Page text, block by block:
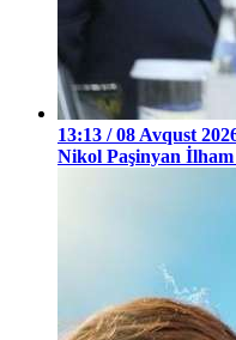
13:13 / 08 Avqust
Nikol Paşinyan